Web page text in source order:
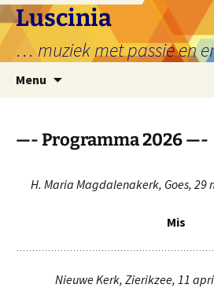
Ga
naar
de
inhoud
Luscinia
… muziek met passie en
Menu
—- Programma 2026 —-
H. Maria Magdalenakerk, Goes, 29
Mis
Nieuwe Kerk, Zierikzee, 11